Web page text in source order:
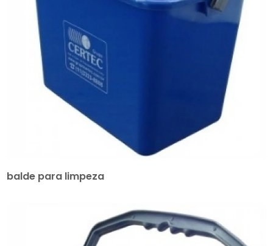
balde para limpeza